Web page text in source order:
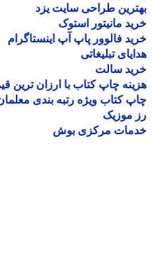
طراحی سایت یزد
مانیتور استوک
فالوور پاپ آپ اینستاگرام
تبلیغاتی
سالت
چاپ کتاب با ارزان ترین قیمت
کتاب ویژه رتبه بندی معلمان
موزیک
مرکزی بوش